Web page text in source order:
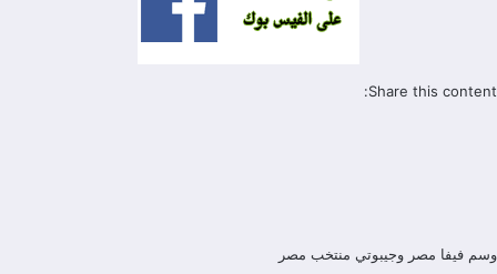
Share this content:
وسم فيفا مصر وجيبوتي منتخب مصر